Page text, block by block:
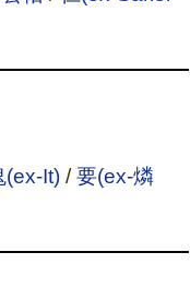
(ex-It)/要(ex-燐